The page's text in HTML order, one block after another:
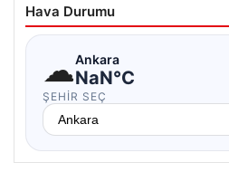
Hava Durumu
☁Ankara
NaN°C
ŞEHIR SEÇ